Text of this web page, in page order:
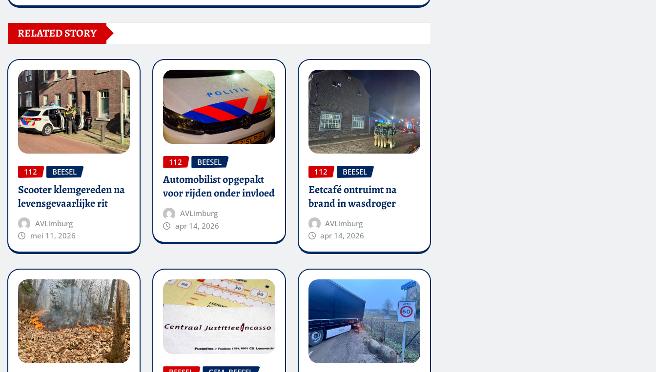
RELATED STORY
112 BEESEL
Scooter klemgereden na
levensgevaarlijke rit
AVLimburg
mei 11, 2026
112 BEESEL
Automobilist opgepakt
voor rijden onder invloed
AVLimburg
apr 14, 2026
112 BEESEL
Eetcafé ontruimt na
brand in wasdroger
AVLimburg
apr 14, 2026